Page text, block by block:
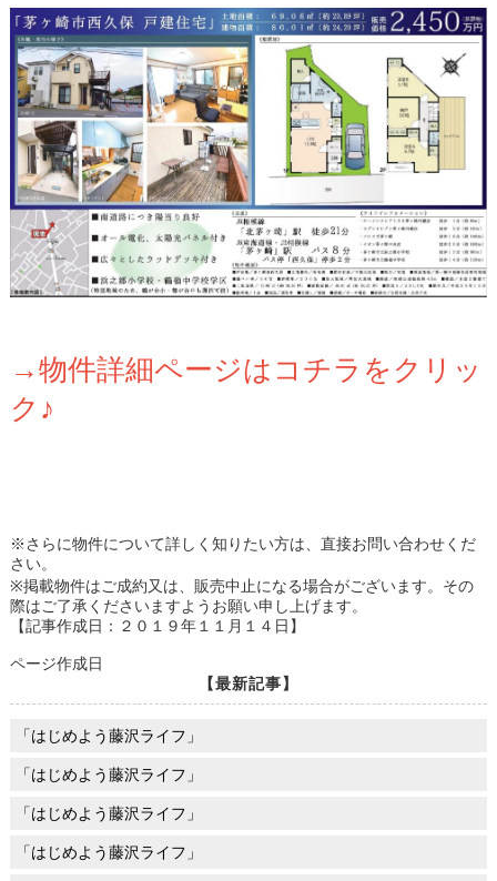
→物件詳細ページはコチラをクリッ
ク♪
※さらに物件について詳しく知りたい方は、直接お問い合わせくだ
さい。
※掲載物件はご成約又は、販売中止になる場合がございます。その
際はご了承くださいますようお願い申し上げます。
【記事作成日：２０１９年１１月１４日】
ページ作成日
【最新記事】
「はじめよう藤沢ライフ」
「はじめよう藤沢ライフ」
「はじめよう藤沢ライフ」
「はじめよう藤沢ライフ」